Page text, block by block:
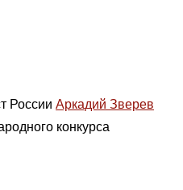
России Аркадий Зверев
конкурса